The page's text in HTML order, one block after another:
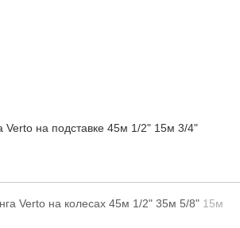
Verto на подставке 45м 1/2" 15м 3/4"